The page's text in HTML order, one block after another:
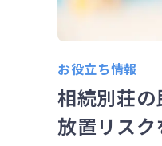
お役立ち情報
相続別荘の
放置リス